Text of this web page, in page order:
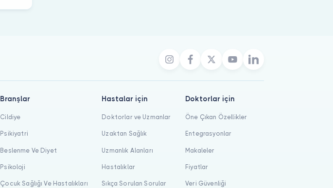
Branşlar
Cildiye
Psikiyatri
Beslenme Ve Diyet
Psikoloji
Çocuk Sağlığı Ve Hastalıkları
Hastalar için
Doktorlar ve Uzmanlar
Uzaktan Sağlık
Uzmanlık Alanları
Hastalıklar
Sıkça Sorulan Sorular
Doktorlar için
Öne Çıkan Özellikler
Entegrasyonlar
Makaleler
Fiyatlar
Veri Güvenliği